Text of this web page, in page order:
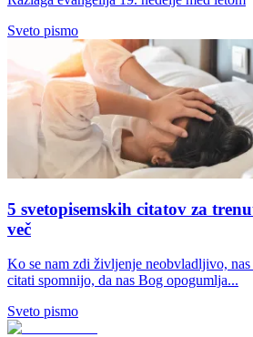
Sveto pismo
5 svetopisemskih citatov za
več
Ko se nam zdi življenje neobvladljivo,
citati spomnijo, da nas Bog opogumlja...
Sveto pismo